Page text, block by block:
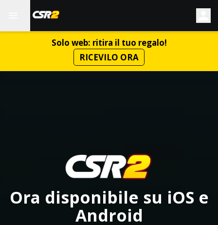
Solo web: ritira il tuo regalo!
RICEVILO ORA
Ora disponibile su iOS e
Android